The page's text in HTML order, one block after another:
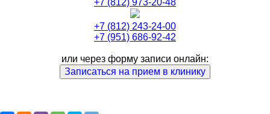
+7 (812) 243-24-00
+7 (951) 686-92-42
или через форму записи онлайн:
Записаться на прием в клинику